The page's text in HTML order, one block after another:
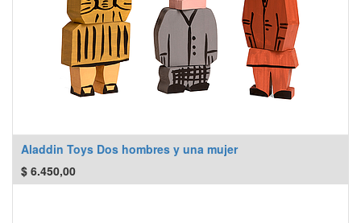
Aladdin Toys Dos hombres y una mujer
$ 6.450,00